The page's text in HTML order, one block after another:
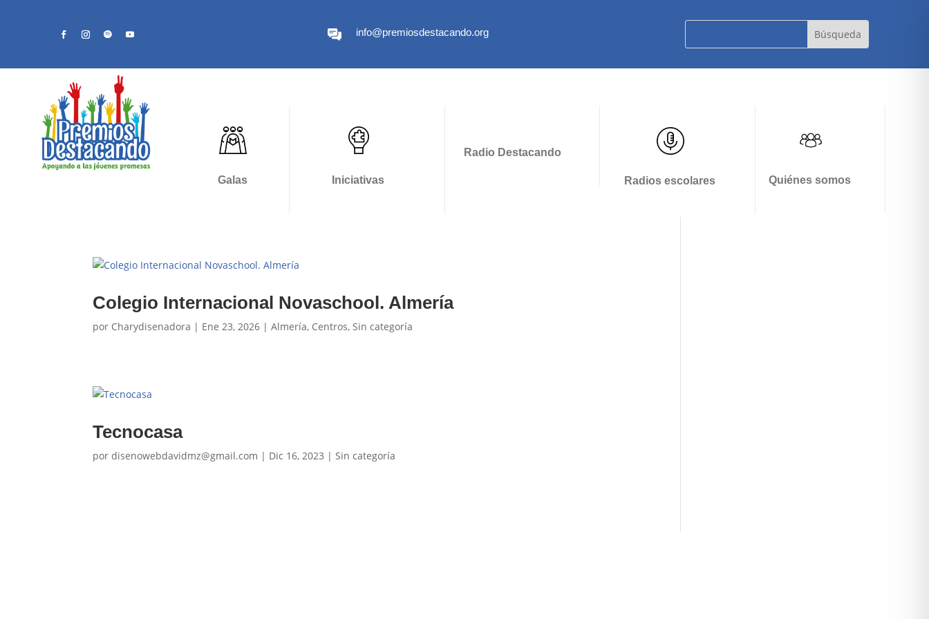
info@premiosdestacando.org
Galas Iniciativas
Radio Destacando
Radios escolares Quiénes somos
Colegio Internacional Novaschool. Almería
por Charydisenadora | Ene 23, 2026 |Almería, Centros,Sin categoría
Tecnocasa
pordisenowebdavidmz@gmail.com | Dic 16, 2023 |Sin categoría